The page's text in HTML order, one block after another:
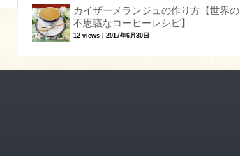
カイザーメランジュの作り方【世界の
不思議なコーヒーレシピ】...
12 views 2017年6月30日